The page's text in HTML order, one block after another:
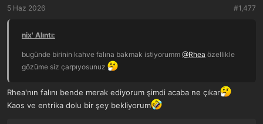
r
5 Haz 2026 #1,477
nix' Alıntı:
bugünde birinin kahve falına bakmak istiyorumm @Rhea özellikle
gözüme siz çarpıyosunuz
Rhea'nın falını bende merak ediyorum şimdi acaba ne çıkar
Kaos ve entrika dolu bir şey bekliyorum